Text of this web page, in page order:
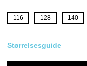
116 128 140
Størrelsesguide